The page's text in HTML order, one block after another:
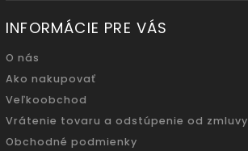
INFORMÁCIE PRE VÁS
O nás
Ako nakupovať
Veľkoobchod
Vrátenie tovaru a odstúpenie od zmluvy
Obchodné podmienky